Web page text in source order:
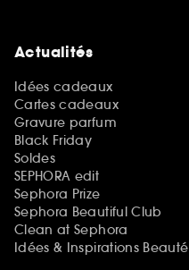
Actualités
Idées cadeaux
Cartes cadeaux
Gravure parfum
Black Friday
Soldes
SEPHORA edit
Sephora Prize
Sephora Beautiful Club
Clean at Sephora
Idées & Inspirations Beauté